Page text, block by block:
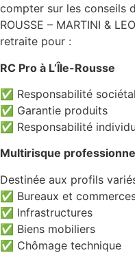
compter sur les conseils
ROUSSE – MARTINI &
retraite pour :
RC Pro à L’Île-Rousse
✅ Responsabilité
✅ Garantie produits
✅ Responsabilité
Multirisque
Destinée aux profils
✅ Bureaux et
✅ Infrastructures
✅ Biens mobiliers
✅ Chômage technique